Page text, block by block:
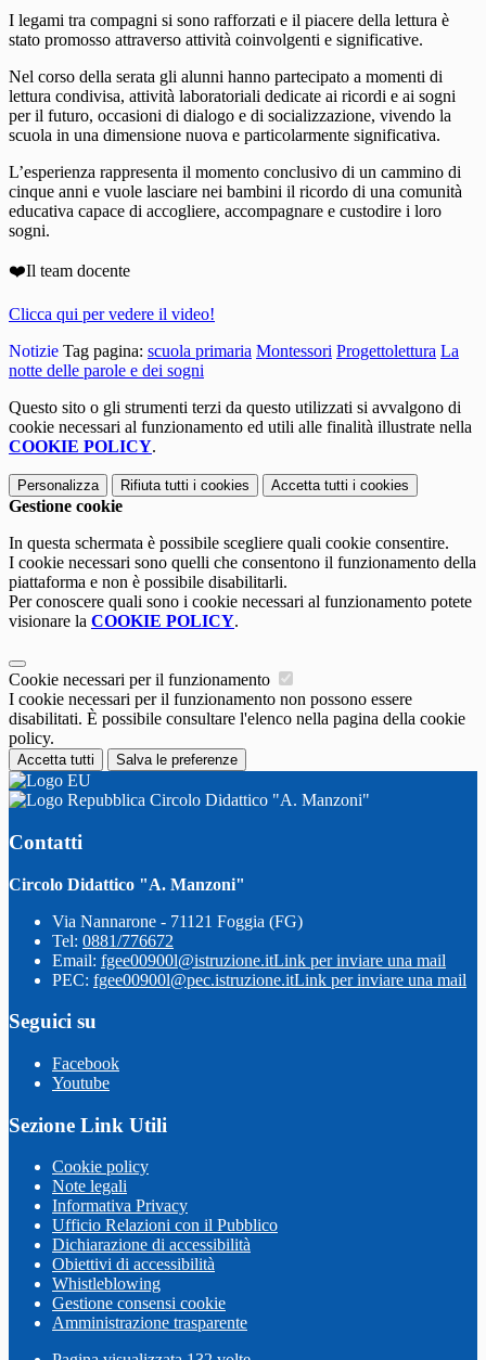
I legami tra compagni si sono rafforzati e il piacere della lettura è
stato promosso attraverso attività coinvolgenti e significative.
Nel corso della serata gli alunni hanno partecipato a momenti di
lettura condivisa, attività laboratoriali dedicate ai ricordi e ai sogni
per il futuro, occasioni di dialogo e di socializzazione, vivendo la
scuola in una dimensione nuova e particolarmente significativa.
L’esperienza rappresenta il momento conclusivo di un cammino di
cinque anni e vuole lasciare nei bambini il ricordo di una comunità
educativa capace di accogliere, accompagnare e custodire i loro
sogni.
❤️Il team docente
Clicca qui per vedere il video!
Notizie Tag pagina: scuola primaria Montessori Progettolettura La
notte delle parole e dei sogni
Questo sito o gli strumenti terzi da questo utilizzati si avvalgono di
cookie necessari al funzionamento ed utili alle finalità illustrate nella
COOKIE POLICY.
Personalizza Rifiuta tutti i cookies Accetta tutti i cookies
Gestione cookie
In questa schermata è possibile scegliere quali cookie consentire.
I cookie necessari sono quelli che consentono il funzionamento della
piattaforma e non è possibile disabilitarli.
Per conoscere quali sono i cookie necessari al funzionamento potete
visionare la COOKIE POLICY.
Cookie necessari per il funzionamento
I cookie necessari per il funzionamento non possono essere
disabilitati. È possibile consultare l'elenco nella pagina della cookie
policy.
Accetta tutti Salva le preferenze
Circolo Didattico "A. Manzoni"
Contatti
Circolo Didattico "A. Manzoni"
Via Nannarone - 71121 Foggia (FG)
Tel: 0881/776672
Email: fgee00900l@istruzione.itLink per inviare una mail
PEC: fgee00900l@pec.istruzione.itLink per inviare una mail
Seguici su
Facebook
Youtube
Sezione Link Utili
Cookie policy
Note legali
Informativa Privacy
Ufficio Relazioni con il Pubblico
Dichiarazione di accessibilità
Obiettivi di accessibilità
Whistleblowing
Gestione consensi cookie
Amministrazione trasparente